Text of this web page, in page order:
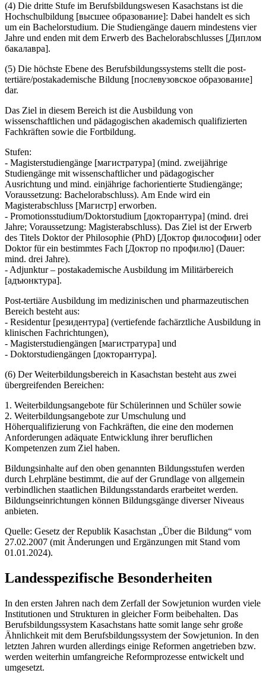
(4) Die dritte Stufe im Berufsbildungswesen Kasachstans ist die
Hochschulbildung [высшее образование]: Dabei handelt es sich
um ein Bachelorstudium. Die Studiengänge dauern mindestens vier
Jahre und enden mit dem Erwerb des Bachelorabschlusses [Диплом
бакалавра].
(5) Die höchste Ebene des Berufsbildungssystems stellt die post-
tertiäre/postakademische Bildung [послевузовское образование]
dar.
Das Ziel in diesem Bereich ist die Ausbildung von
wissenschaftlichen und pädagogischen akademisch qualifizierten
Fachkräften sowie die Fortbildung.
Stufen:
- Magisterstudiengänge [магистратура] (mind. zweijährige
Studiengänge mit wissenschaftlicher und pädagogischer
Ausrichtung und mind. einjährige fachorientierte Studiengänge;
Voraussetzung: Bachelorabschluss). Am Ende wird ein
Magisterabschluss [Магистр] erworben.
- Promotionsstudium/Doktorstudium [докторантура] (mind. drei
Jahre; Voraussetzung: Magisterabschluss). Das Ziel ist der Erwerb
des Titels Doktor der Philosophie (PhD) [Доктор философии] oder
Doktor für ein bestimmtes Fach [Доктор по профилю] (Dauer:
mind. drei Jahre).
- Adjunktur – postakademische Ausbildung im Militärbereich
[адъюнктура].
Post-tertiäre Ausbildung im medizinischen und pharmazeutischen
Bereich besteht aus:
- Residentur [резидентура] (vertiefende fachärztliche Ausbildung in
klinischen Fachrichtungen),
- Magisterstudiengängen [магистратурa] und
- Doktorstudiengängen [докторантурa].
(6) Der Weiterbildungsbereich in Kasachstan besteht aus zwei
übergreifenden Bereichen:
1. Weiterbildungsangebote für Schülerinnen und Schüler sowie
2. Weiterbildungsangebote zur Umschulung und
Höherqualifizierung von Fachkräften, die eine den modernen
Anforderungen adäquate Entwicklung ihrer beruflichen
Kompetenzen zum Ziel haben.
Bildungsinhalte auf den oben genannten Bildungsstufen werden
durch Lehrpläne bestimmt, die auf der Grundlage von allgemein
verbindlichen staatlichen Bildungsstandards erarbeitet werden.
Bildungseinrichtungen können Bildungsgänge diverser Niveaus
anbieten.
Quelle: Gesetz der Republik Kasachstan „Über die Bildung“ vom
27.02.2007 (mit Änderungen und Ergänzungen mit Stand vom
01.01.2024).
Landesspezifische Besonderheiten
In den ersten Jahren nach dem Zerfall der Sowjetunion wurden viele
Institutionen und Strukturen in gleicher Form beibehalten. Das
Berufsbildungssystem Kasachstans hatte somit lange sehr große
Ähnlichkeit mit dem Berufsbildungssystem der Sowjetunion. In den
letzten Jahren wurden allerdings einige Reformen angetrieben bzw.
werden weiterhin umfangreiche Reformprozesse entwickelt und
umgesetzt.